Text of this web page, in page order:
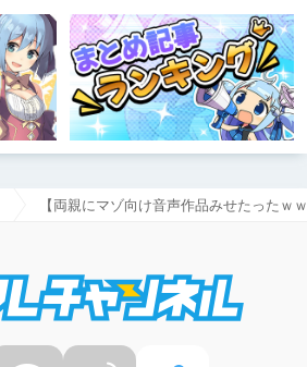
【両親にマゾ向け音声作品みせたった